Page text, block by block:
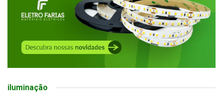
iluminação